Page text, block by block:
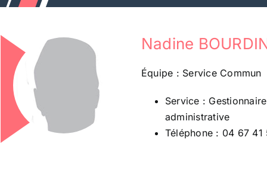
Passer
contenu
Nadine
Équipe : Service Commun
Service :
administrative
Téléphone : 04 67 41